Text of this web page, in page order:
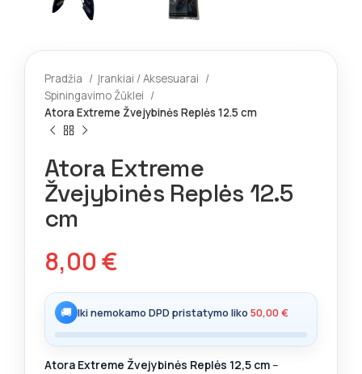
Pradžia
Įrankiai / Aksesuarai
Spiningavimo Žūklei
Atora Extreme Žvejybinės Replės 12.5 cm
Atora Extreme
Žvejybinės Replės 12.5
cm
8,00€
🚚 Iki nemokamo DPD pristatymo liko 50,00€
Atora Extreme Žvejybinės Replės 12,5 cm–